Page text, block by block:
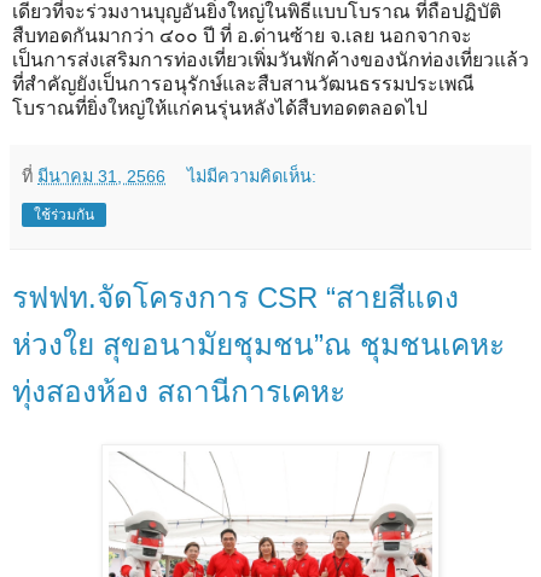
เดียวที่จะร่วมงานบุญอันยิ่งใหญ่ในพิธีแบบโบราณ ที่ถือปฏิบัติ
สืบทอดกันมากว่า ๔๐๐ ปี ที่ อ.ด่านซ้าย จ.เลย นอกจากจะ
เป็นการส่งเสริมการท่องเที่ยวเพิ่มวันพักค้างของนักท่องเที่ยวแล้ว
ที่สำคัญยังเป็นการอนุรักษ์และสืบสานวัฒนธรรมประเพณี
โบราณที่ยิ่งใหญ่ให้แก่คนรุ่นหลังได้สืบทอดตลอดไป
ที่ มีนาคม 31, 2566 ไม่มีความคิดเห็น:
ใช้ร่วมกัน
รฟฟท.จัดโครงการ CSR “สายสีแดง
ห่วงใย สุขอนามัยชุมชน”ณ ชุมชนเคหะ
ทุ่งสองห้อง สถานีการเคหะ